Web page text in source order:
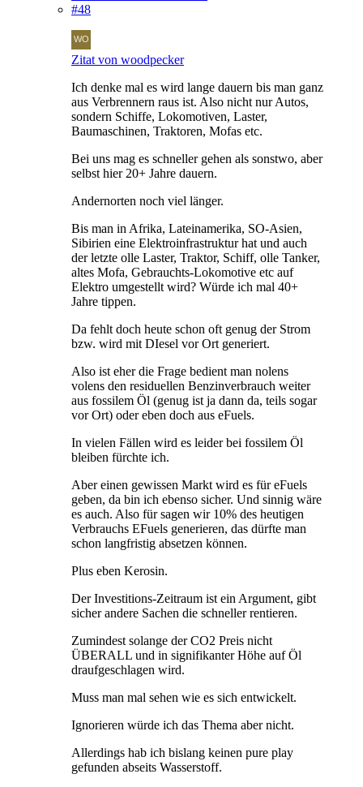
#48
Zitat von woodpecker
Ich denke mal es wird lange dauern bis man ganz
aus Verbrennern raus ist. Also nicht nur Autos,
sondern Schiffe, Lokomotiven, Laster,
Baumaschinen, Traktoren, Mofas etc.
Bei uns mag es schneller gehen als sonstwo, aber
selbst hier 20+ Jahre dauern.
Andernorten noch viel länger.
Bis man in Afrika, Lateinamerika, SO-Asien,
Sibirien eine Elektroinfrastruktur hat und auch
der letzte olle Laster, Traktor, Schiff, olle Tanker,
altes Mofa, Gebrauchts-Lokomotive etc auf
Elektro umgestellt wird? Würde ich mal 40+
Jahre tippen.
Da fehlt doch heute schon oft genug der Strom
bzw. wird mit DIesel vor Ort generiert.
Also ist eher die Frage bedient man nolens
volens den residuellen Benzinverbrauch weiter
aus fossilem Öl (genug ist ja dann da, teils sogar
vor Ort) oder eben doch aus eFuels.
In vielen Fällen wird es leider bei fossilem Öl
bleiben fürchte ich.
Aber einen gewissen Markt wird es für eFuels
geben, da bin ich ebenso sicher. Und sinnig wäre
es auch. Also für sagen wir 10% des heutigen
Verbrauchs EFuels generieren, das dürfte man
schon langfristig absetzen können.
Plus eben Kerosin.
Der Investitions-Zeitraum ist ein Argument, gibt
sicher andere Sachen die schneller rentieren.
Zumindest solange der CO2 Preis nicht
ÜBERALL und in signifikanter Höhe auf Öl
draufgeschlagen wird.
Muss man mal sehen wie es sich entwickelt.
Ignorieren würde ich das Thema aber nicht.
Allerdings hab ich bislang keinen pure play
gefunden abseits Wasserstoff.